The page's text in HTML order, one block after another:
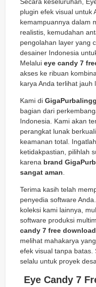
plugin efek visual untuk
kemampuannya dalam
realistis, kemudahan
pengolahan layer yang
desainer Indonesia
Melalui eye candy 7
akses ke ribuan
karya Anda terlihat jauh
Kami di
bagian dari
Indonesia. Kami akan
perangkat lunak
keamanan total.
ketidakpastian, pilihlah
karena brand
sangat aman
Terima kasih telah
penyedia software
koleksi kami lainnya,
software produksi
candy 7 free download
melihat mahakarya
efek visual tanpa batas.
selalu untuk proyek
Eye Candy 7